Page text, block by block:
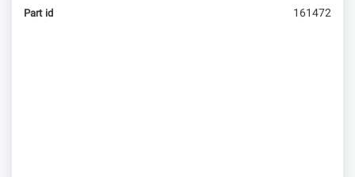
Part id 161472